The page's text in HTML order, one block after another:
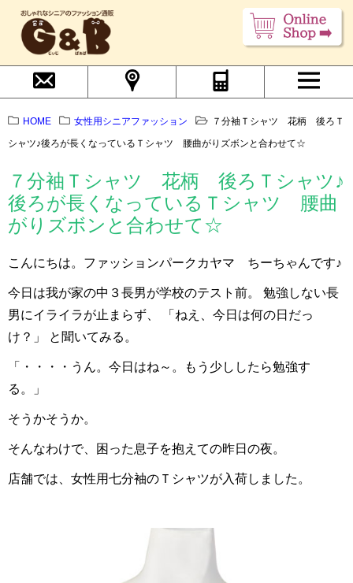
HOME 女性用シニアファッション
７分袖Ｔシャツ 花柄 後ろＴ
シャツ♪後ろが長くなっているＴシャツ 腰曲がりズボンと合わせて☆
７分袖Ｔシャツ 花柄 後ろＴシャツ♪
後ろが長くなっているＴシャツ 腰曲
がりズボンと合わせて☆
こんにちは。ファッションパークカヤマ ちーちゃんです♪
今日は我が家の中３長男が学校のテスト前。 勉強しない長
男にイライラが止まらず、 「ねえ、今日は何の日だっ
け？」 と聞いてみる。
「・・・・うん。今日はね～。もう少ししたら勉強す
る。」
そうかそうか。
そんなわけで、困った息子を抱えての昨日の夜。
店舗では、女性用七分袖のＴシャツが入荷しました。